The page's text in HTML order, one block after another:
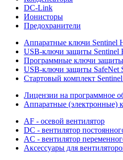
DC-Link
Ионисторы
Предохранители
Аппаратные ключи Sentinel
USB-ключи защиты Sentinel
Программные ключи
USB-ключи защиты SafeNet
Стартовый комплект
Лицензии на программное
Аппаратные
AF - осевой вентилятор
DC - вентилятор
AC - вентилятор
Аксессуары для